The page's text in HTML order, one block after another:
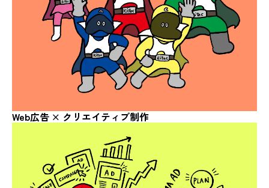
Web広告 × クリエイティブ制作